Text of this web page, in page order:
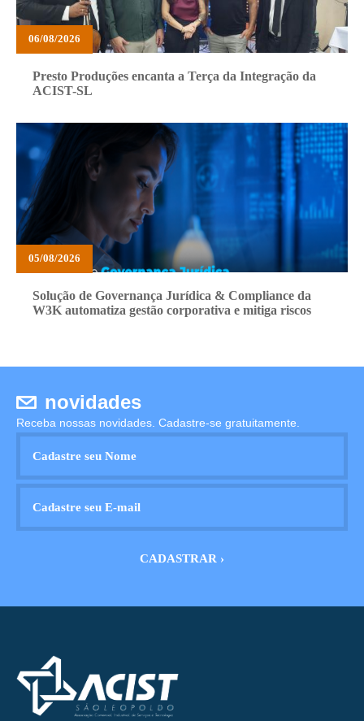
06/08/2026
Presto Produções encanta a Terça da Integração da
ACIST-SL
05/08/2026
Solução de Governança Jurídica & Compliance da
W3K automatiza gestão corporativa e mitiga riscos
novidades
Receba nossas novidades. Cadastre-se gratuitamente.